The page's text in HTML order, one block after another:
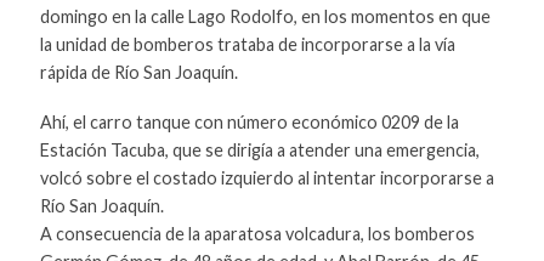
domingo en la calle Lago Rodolfo, en los momentos en que
la unidad de bomberos trataba de incorporarse a la vía
rápida de Río San Joaquín.
Ahí, el carro tanque con número económico 0209 de la
Estación Tacuba, que se dirigía a atender una emergencia,
volcó sobre el costado izquierdo al intentar incorporarse a
Río San Joaquín.
A consecuencia de la aparatosa volcadura, los bomberos